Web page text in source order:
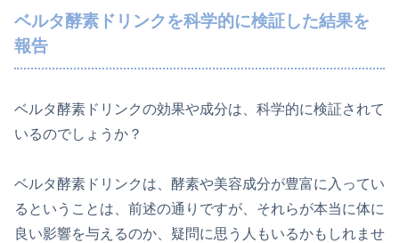
ベルタ酵素ドリンクを科学的に検証した結果を
報告
ベルタ酵素ドリンクの効果や成分は、科学的に検証されて
いるのでしょうか？
ベルタ酵素ドリンクは、酵素や美容成分が豊富に入ってい
るということは、前述の通りですが、それらが本当に体に
良い影響を与えるのか、疑問に思う人もいるかもしれませ